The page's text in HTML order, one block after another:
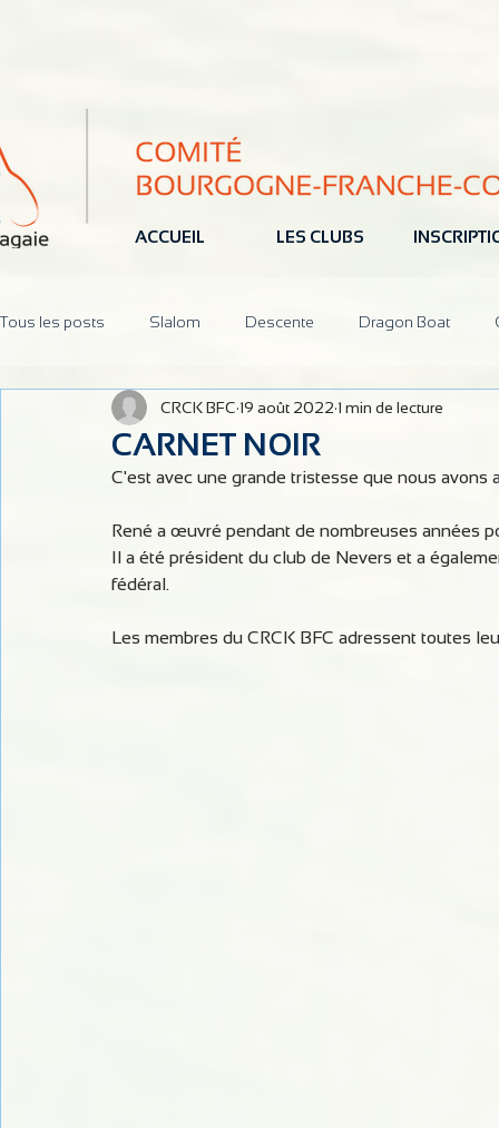
ACCUEIL LES CLUBS
Tous les posts Slalom Descente Dragon Boat
Pôle Espoir Réunions CoDir
CARNET NOIR
CRCK BFC 19 août 2022 1 min de lecture
C'est avec une grande tristesse que nous
René a œuvré pendant de nombreuses années
Il a été président du club de Nevers et a
fédéral.
Les membres du CRCK BFC adressent toutes